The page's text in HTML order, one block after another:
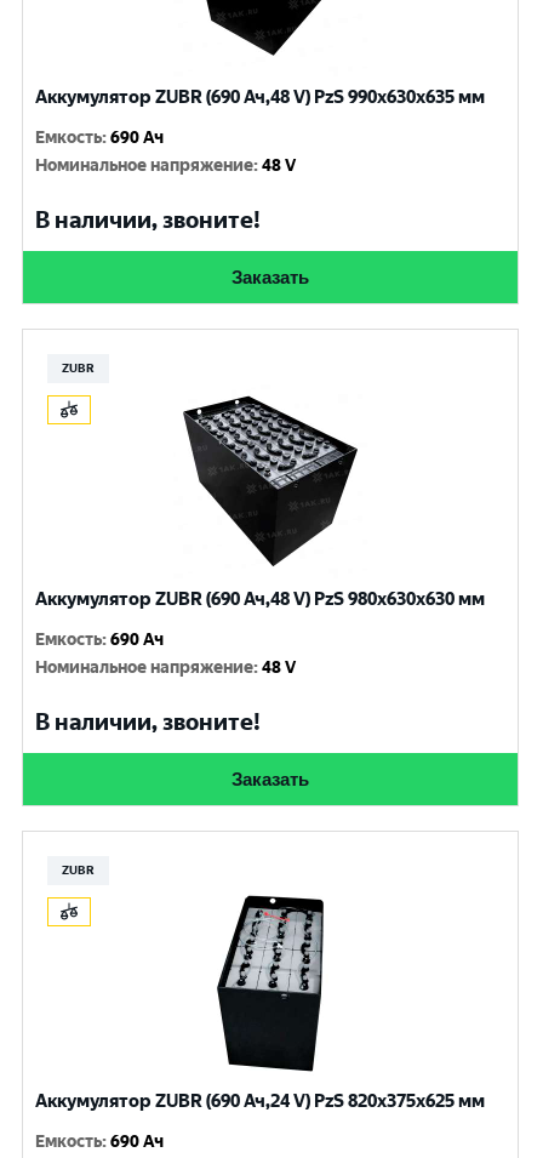
Аккумулятор ZUBR (690 Ач,48 V) PzS 990x630x635 мм
Емкость:690 Ач
Номинальное напряжение:48 V
В наличии, звоните!
Заказать
ZUBR
Аккумулятор ZUBR (690 Ач,48 V) PzS 980x630x630 мм
Емкость:690 Ач
Номинальное напряжение:48 V
В наличии, звоните!
Заказать
ZUBR
Аккумулятор ZUBR (690 Ач,24 V) PzS 820x375x625 мм
Емкость:690 Ач